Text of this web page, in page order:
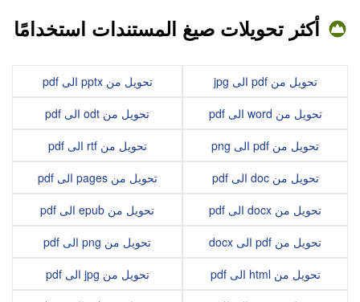
أكثر تحويلات صيغ المستندات استخدامًا
تحويل من pdf الى jpg
تحويل من word الى pdf
تحويل من pdf الى png
تحويل من doc الى pdf
تحويل من docx الى pdf
تحويل من pdf الى docx
تحويل من html الى pdf
تحويل من pptx الى pdf
تحويل من odt الى pdf
تحويل من rtf الى pdf
تحويل من pages الى pdf
تحويل من epub الى pdf
تحويل من png الى pdf
تحويل من jpg الى pdf